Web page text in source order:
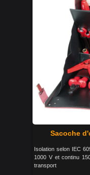
Sacoche
Isolation selon IEC
1000 V et continu
transport